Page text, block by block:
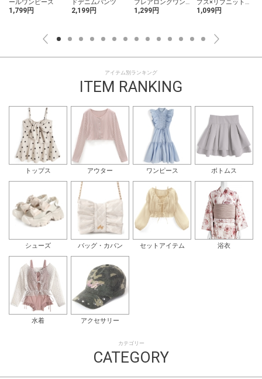
ールワンピース
1,799円
ドデニムパンツ
2,199円
フレアロングワン
ピース
1,299円
プス×リブニットワ
ンピースセットア
1,099円
アイテム別ランキング
ITEM RANKING
トップス アウター ワンピース ボトムス
シューズ バッグ・カバン セットアイテム 浴衣
水着 アクセサリー
カテゴリー
CATEGORY